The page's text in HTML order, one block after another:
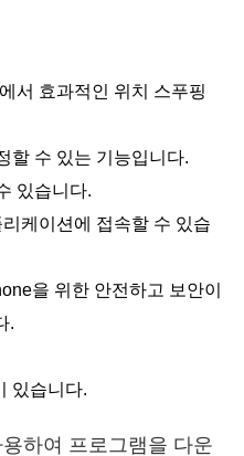
서 효과적인 위치 스푸핑
할 수 있는 기능입니다.
있습니다.
케이션에 접속할 수 있습
을 위한 안전하고 보안이
.
있습니다.
하여 프로그램을 다운